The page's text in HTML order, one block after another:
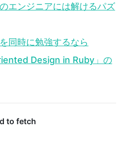
エンジニアには解けるパズ
同時に勉強するなら
Design in Ruby」の